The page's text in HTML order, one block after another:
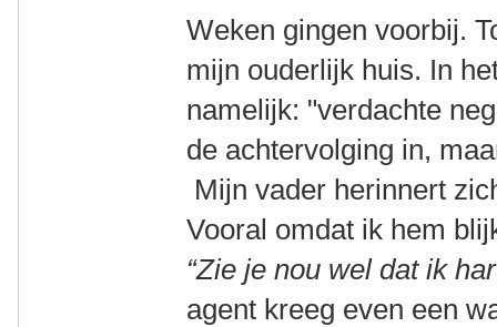
Weken gingen voorbij.
mijn ouderlijk huis. In
namelijk: "verdachte
de achtervolging in,
Mijn vader herinnert
Vooral omdat ik hem
“Zie je nou wel dat ik
agent kreeg even een